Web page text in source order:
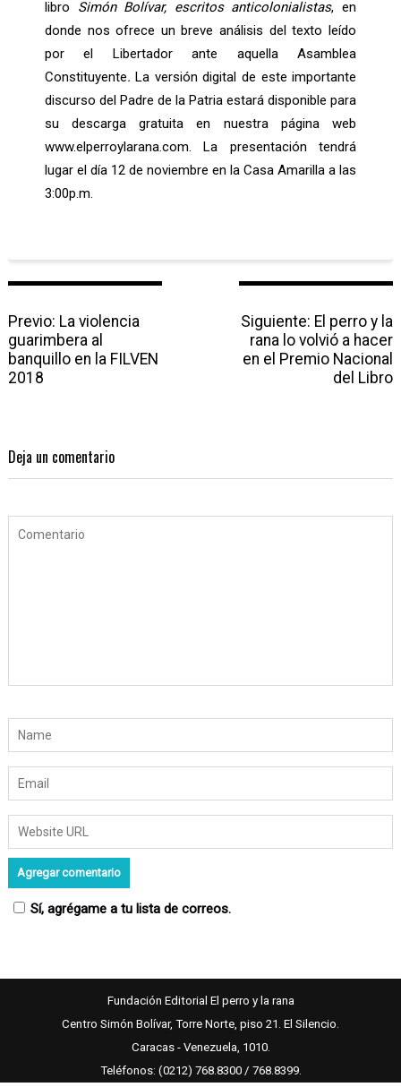
libro Simón Bolívar, escritos anticolonialistas, en
donde nos ofrece un breve análisis del texto leído
por el Libertador ante aquella Asamblea
Constituyente.La versión digital de este importante
discurso del Padre de la Patria estará disponible para
su descarga gratuita en nuestra página web
www.elperroylarana.com. La presentación tendrá
lugar el día 12 de noviembre en la Casa Amarilla a las
3:00p.m.
N
a
v
e
g
i
ó
n
e
s
Previo: P
r
e
s
t
La violencia
guarimbera al
banquillo en la FILVEN
2018
Siguiente: N
e
x
El perro y la
rana lo volvió a hacer
en el Premio Nacional
del Libro
Deja un comentario
Sí, agrégame a tu lista de correos.
Fundación Editorial El perro y la rana
Centro Simón Bolívar, Torre Norte, piso 21. El Silencio.
Caracas - Venezuela, 1010.
Teléfonos: (0212) 768.8300 / 768.8399.